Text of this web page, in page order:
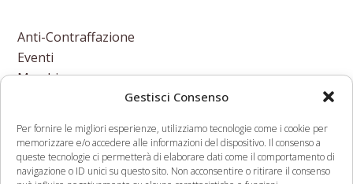
Gestisci Consenso
Per fornire le migliori esperienze, utilizziamo tecnologie come i cookie per
memorizzare e/o accedere alle informazioni del dispositivo. Il consenso a
queste tecnologie ci permetterà di elaborare dati come il comportamento di
navigazione o ID unici su questo sito. Non acconsentire o ritirare il consenso
Anti-Contraffazione
Eventi
Marchi